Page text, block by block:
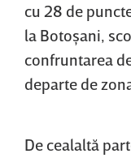
cu 28 de
la Botoşani,
confruntarea
departe de
De cealaltă